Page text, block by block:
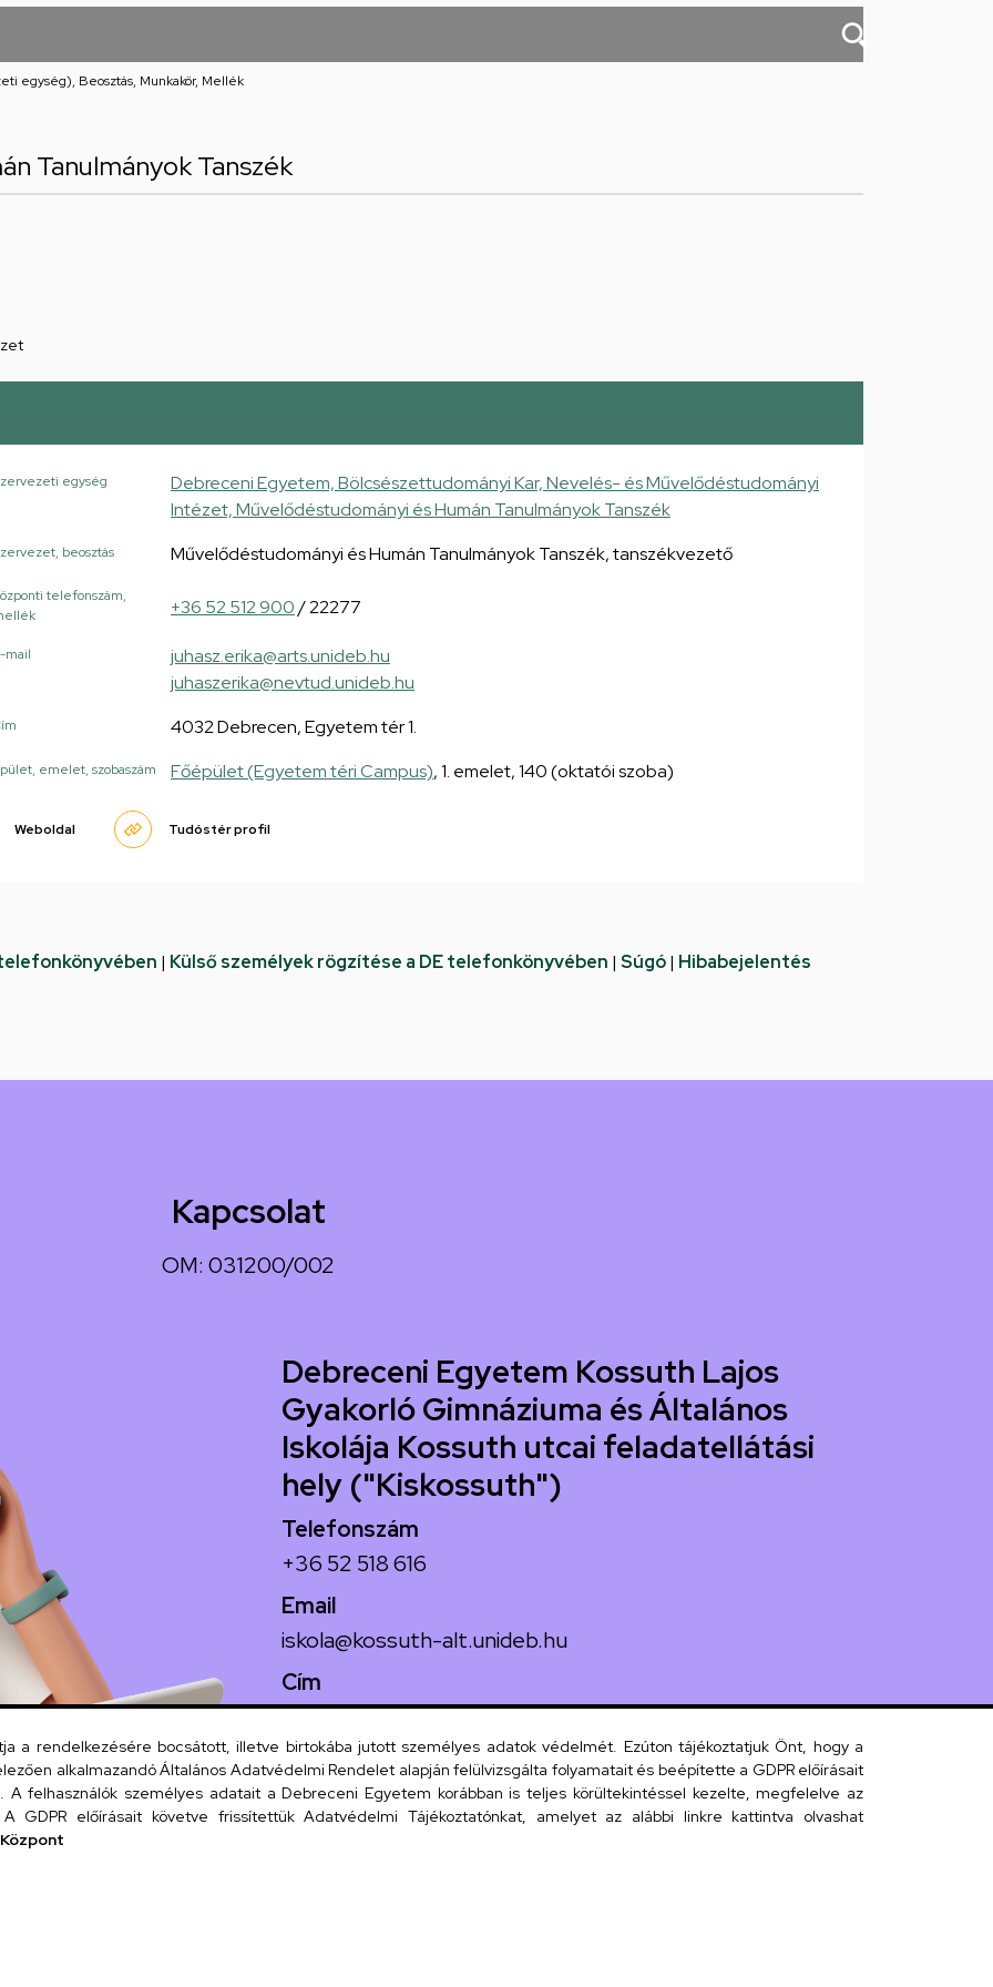
egység), Beosztás, Munkakör, Mellék
Tanulmányok Tanszék
egység
Debreceni Egyetem, Bölcsészettudományi Kar, Nevelés- és Művelődéstudományi
Intézet, Művelődéstudományi és Humán Tanulmányok Tanszék
beosztás Művelődéstudományi és Humán Tanulmányok Tanszék, tanszékvezető
telefonszám,
+36 52 512 900/ 22277
mail
juhasz.erika@arts.unideb.hu
juhaszerika@nevtud.unideb.hu
4032 Debrecen, Egyetem tér 1.
emelet, szobaszám Főépület (Egyetem téri Campus), 1. emelet, 140 (oktatói szoba)
Weboldal Tudóstér profil
| Külső személyek rögzítése a DE telefonkönyvében | Súgó| Hibabejelentés
Kapcsolat
OM: 031200/002
Debreceni Egyetem Kossuth Lajos
Gyakorló Gimnáziuma és Általános
Iskolája Kossuth utcai feladatellátási
hely ("Kiskossuth")
Telefonszám
+36 52 518 616
Email
iskola@kossuth-alt.unideb.hu
Cím
4024 Debrecen, Kossuth utca 33.
Szervezeti telefonkönyv
a rendelkezésére bocsátott, illetve birtokába jutott személyes adatok védelmét. Ezúton tájékoztatjuk Önt, hogy a
alkalmazandó Általános Adatvédelmi Rendelet alapján felülvizsgálta folyamatait és beépítette a GDPR előírásait
felhasználók személyes adatait a Debreceni Egyetem korábban is teljes körültekintéssel kezelte, megfelelve az
GDPR előírásait követve frissítettük Adatvédelmi Tájékoztatónkat, amelyet az alábbi linkre kattintva olvashat
Központ